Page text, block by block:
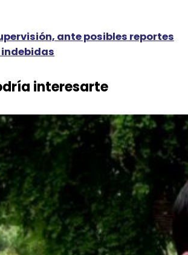
ante posibles reportes
interesarte